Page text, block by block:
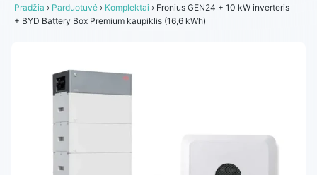
Pradžia › Parduotuvė › Komplektai › Fronius GEN24 + 10 kW inverteris
+ BYD Battery Box Premium kaupiklis (16,6 kWh)